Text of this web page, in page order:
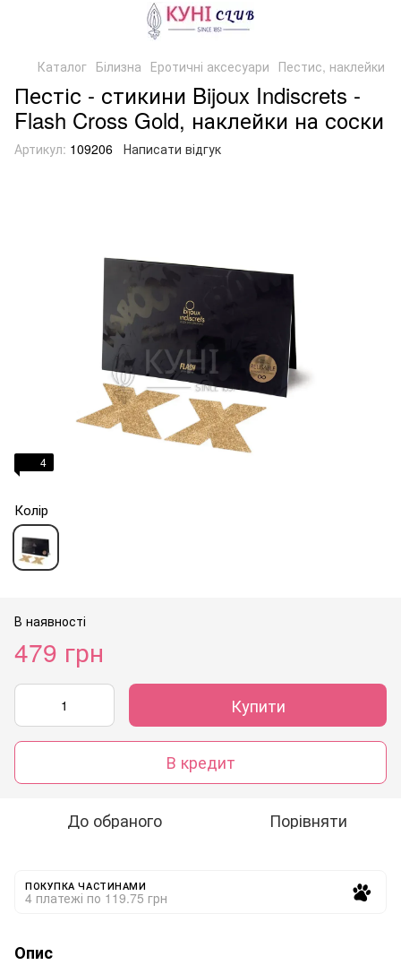
Каталог Білизна Еротичні аксесуари Пестис, наклейки
Пестіс - стикини Bijoux Indiscrets -
Flash Cross Gold, наклейки на соски
Артикул: 109206 Написати відгук
4
Колір
В наявності
479 грн
Купити
В кредит
До обраного Порівняти
ПОКУПКА ЧАСТИНАМИ
4 платежі по 119.75 грн
Опис